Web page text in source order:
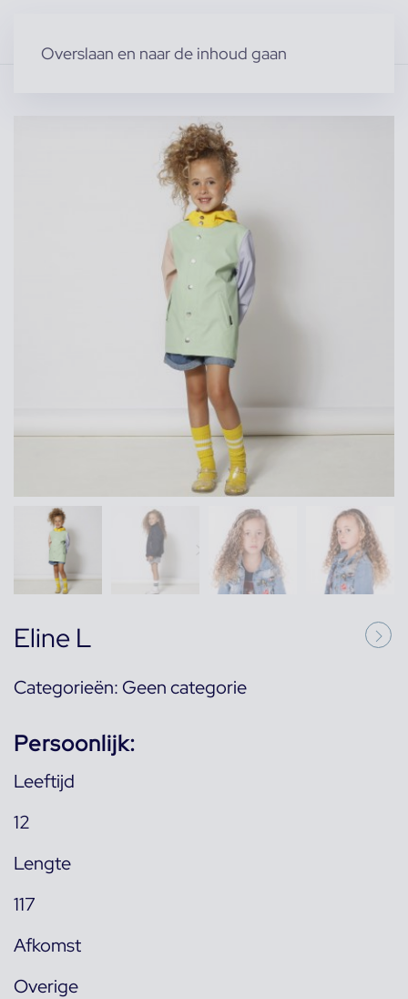
Overslaan en naar de inhoud gaan
Eline L
Categorieën: Geen categorie
Persoonlijk:
Leeftijd
12
Lengte
117
Afkomst
Overige